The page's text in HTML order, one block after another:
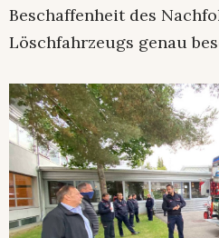
Beschaffenheit des
Löschfahrzeugs genau